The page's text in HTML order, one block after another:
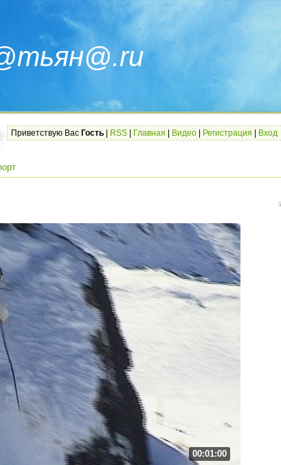
Приветствую Вас Гость RSS Главная Видео Регистрация Вход
00:01:00